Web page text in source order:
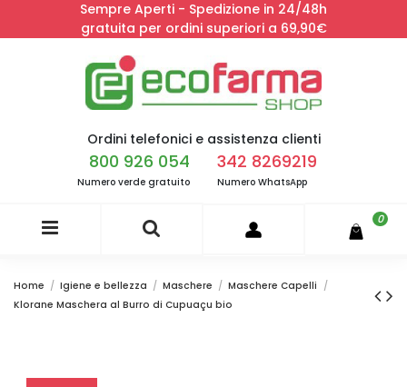
Sempre Aperti - Spedizione in 24/48h
gratuita per ordini superiori a 69,90€
Ordini telefonici e assistenza clienti
800 926 054
Numero verde gratuito
342 8269219
Numero WhatsApp
0
Home Igiene e bellezza Maschere
Maschere Capelli
Klorane Maschera al Burro di Cupuaçu bio